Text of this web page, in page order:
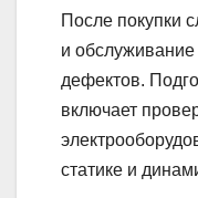
После покупки
и
дефектов.
включает
статике и